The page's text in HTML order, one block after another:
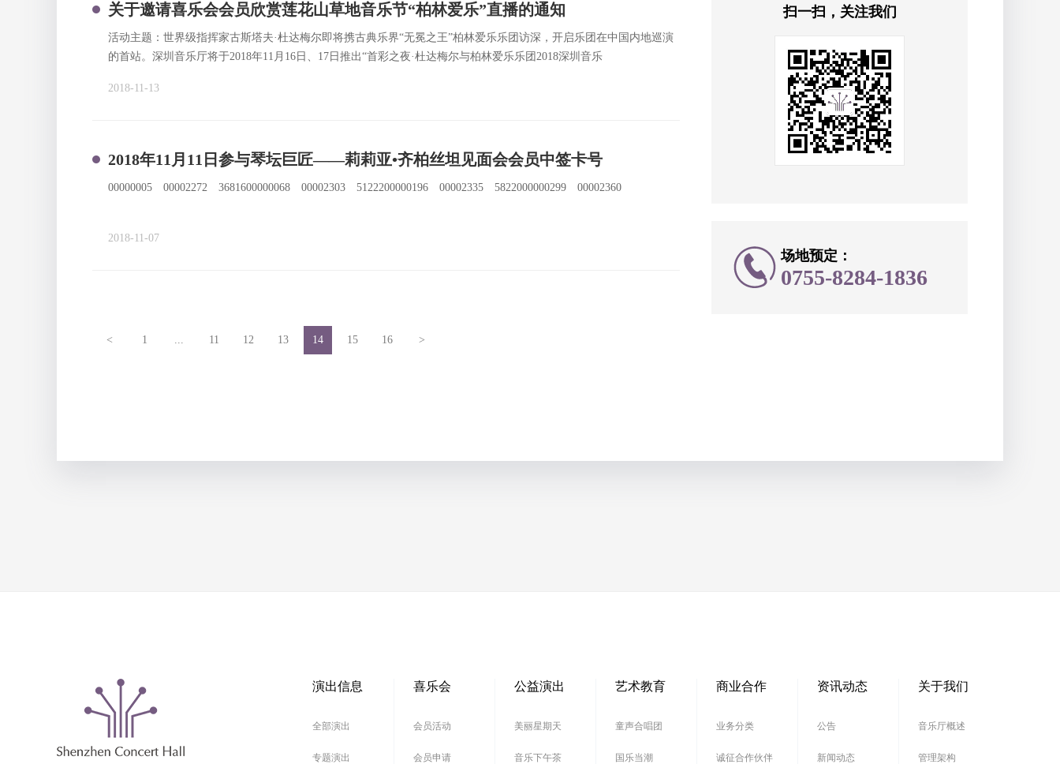
关于邀请喜乐会会员欣赏莲花山草地音乐节“柏林爱乐”直播的通知
活动主题：世界级指挥家古斯塔夫·杜达梅尔即将携古典乐界“无冕之王”柏林爱乐乐团访深，开启乐团在中国内地巡演
的首站。深圳音乐厅将于2018年11月16日、17日推出“首彩之夜·杜达梅尔与柏林爱乐乐团2018深圳音乐
也将在2018年11月16日晚拉开序幕。为了感谢会员长期以来对音乐厅工作的大力支持，我们为会员争
2018-11-13
2018年11月11日参与琴坛巨匠——莉莉亚•齐柏丝坦见面会会员中签卡号
00000005 00002272 3681600000068 00002303 5122200000196 00002335 5822000000299 00002360
2018-11-07
< 1 ... 11 12 13 14 15 16 >
扫一扫，关注我们
场地预定：
0755-8284-1836
演出信息
全部演出
专题演出
喜乐会
会员活动
会员申请
公益演出
美丽星期天
音乐下午茶
艺术教育
童声合唱团
国乐当潮
商业合作
业务分类
诚征合作伙伴
资讯动态
公告
新闻动态
关于我们
音乐厅概述
管理架构